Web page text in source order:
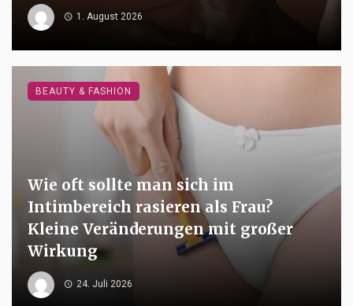
1. August 2026
Wie oft sollte man sich im
Intimbereich rasieren als Frau?
Kleine Veränderungen mit großer
Wirkung
24. Juli 2026
BEAUTY & FASHION